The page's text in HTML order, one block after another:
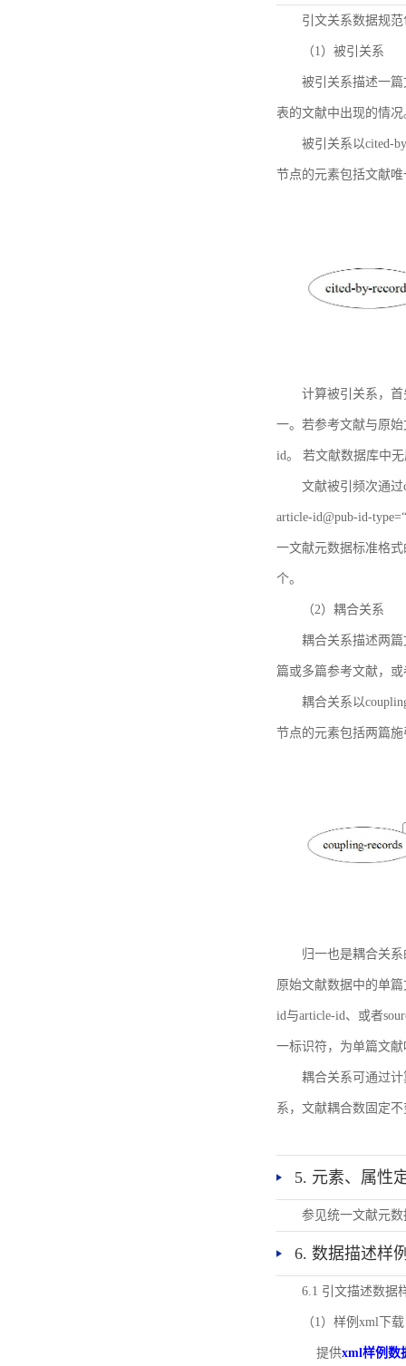
引文关系数据规
（1）被引关系
被引关系描述一
表的文献中出现的情况
被引关系以cited-
节点的元素包括文献
计算被引关系，
一。若参考文献与原
id。 若文献数据库中
文献被引频次通
article-id@pub-id-
一文献元数据标准格
个。
（2）耦合关系
耦合关系描述两
篇或多篇参考文献，
耦合关系以
节点的元素包括两篇
归一也是耦合关
原始文献数据中的单篇
id与article-id、或者
一标识符，为单篇文
耦合关系可通过
系，文献耦合数固定不
5. 元素、属性
参见统一文献元
6. 数据描述样
6.1 引文描述数据
（1）样例xml下载
提供xml样例数